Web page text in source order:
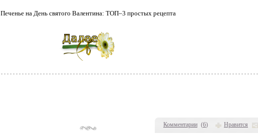
Комментарии (6) Нравится
Печенье на День святого Валентина: ТОП–3 простых рецепта